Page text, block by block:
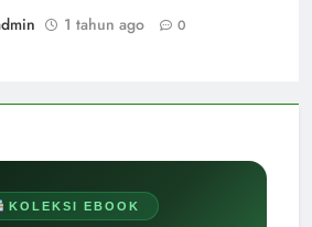
KOLEKSI EBOOK
1 tahun ago 0